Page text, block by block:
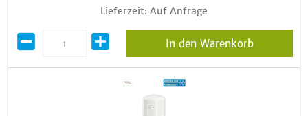
Lieferzeit: Auf Anfrage
In den Warenkorb